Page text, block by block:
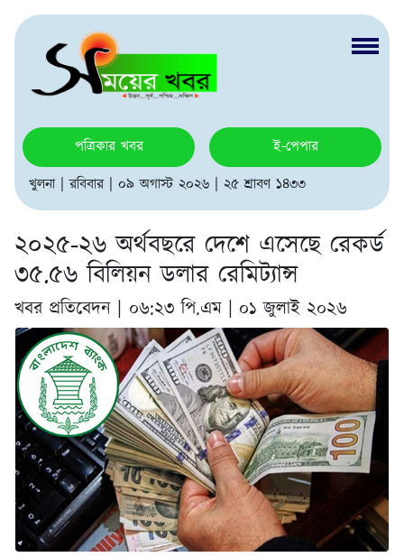
পত্রিকার খবর
ই-পেপার
খুলনা | রবিবার | ০৯ অগাস্ট ২০২৬ | ২৫ শ্রাবণ ১৪৩৩
২০২৫-২৬ অর্থবছরে দেশে এসেছে রেকর্ড
৩৫.৫৬ বিলিয়ন ডলার রেমিট্যান্স
খবর প্রতিবেদন | ০৬:২৩ পি.এম | ০১ জুলাই ২০২৬